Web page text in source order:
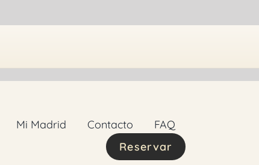
Mi Madrid Contacto
FAQ
Reservar